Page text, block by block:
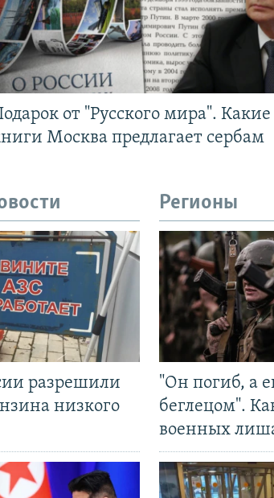
от "Русского мира". Какие
Москва предлагает сербам
разрешили
низкого
Регионы
"Он погиб, а
беглецом".
военных